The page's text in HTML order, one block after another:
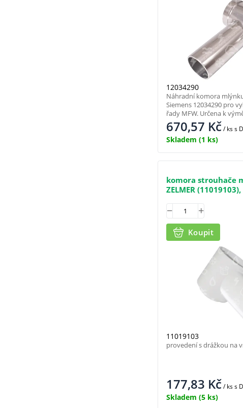
12034290
670,57 Kč/ kss
Skladem (1 ks)
Náhradní komora
Siemens 12034290 pro
řady MFW. Určena k
komora strouhače
ZELMER
11019103
177,83 Kč/ kss
Skladem (5 ks)
Koupit
provedení s drážkou na